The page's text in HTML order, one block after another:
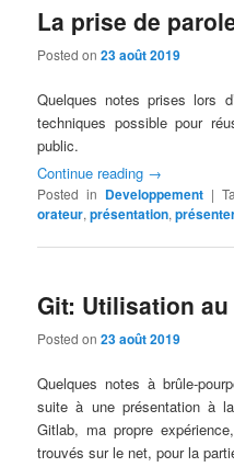
La prise de
Posted on23 août 2019
Quelques notes prises lors
techniques possible pour
public.
Continue reading →
Posted in Developpement |
orateur,présentation,
Git: Utilisation
Posted on23 août 2019
Quelques notes à brûle-
suite à une présentation à
Gitlab, ma propre
trouvés sur le net, pour la